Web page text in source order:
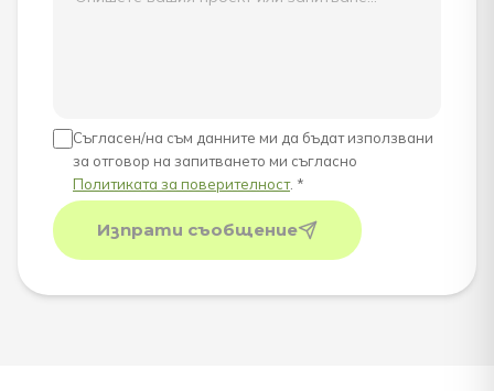
Съгласен/на съм данните ми да бъдат използвани
за отговор на запитването ми съгласно
Политиката за поверителност. *
Изпрати съобщение